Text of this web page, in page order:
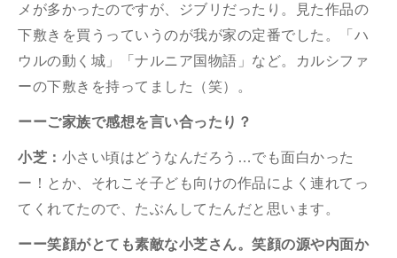
メが多かったのですが、ジブリだったり。見た作品の
下敷きを買うっていうのが我が家の定番でした。「ハ
ウルの動く城」「ナルニア国物語」など。カルシファ
ーの下敷きを持ってました（笑）。
ーーご家族で感想を言い合ったり？
小芝： 小さい頃はどうなんだろう…でも面白かった
ー！とか、それこそ子ども向けの作品によく連れてっ
てくれてたので、たぶんしてたんだと思います。
ーー笑顔がとても素敵な小芝さん。笑顔の源や内面か